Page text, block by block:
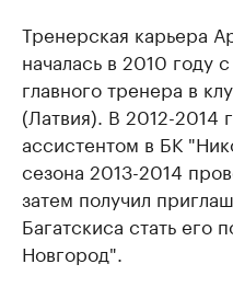
Тренерская карьера
началась в 2010 году
главного тренера в
(Латвия). В 2012-2014
ассистентом в БК
сезона 2013-2014
затем получил
Багатскиса стать
Новгород".